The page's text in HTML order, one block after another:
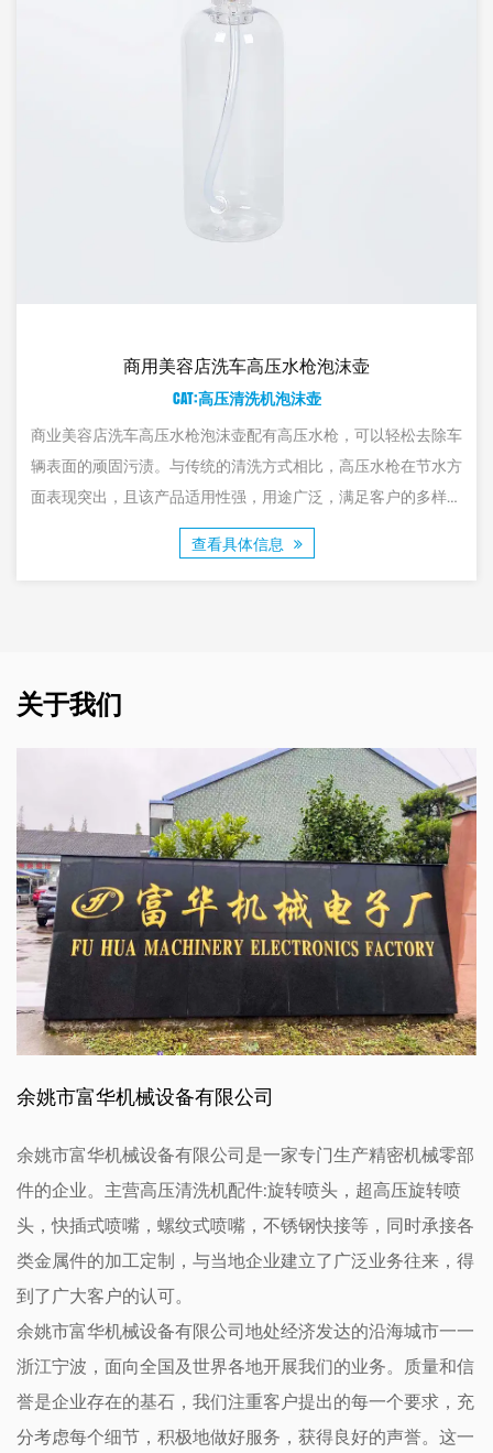
高压水枪，可以轻松去除车
式相比，高压水枪在节水方
途广泛，满足客户的多样化
多功能高压水枪洗车器配备的多功
洒清洁剂和泡沫，可帮助调节清洁
需求。
关于我们
余姚市富华机械设备有限公司
余姚市富华机械设备有限公司是一家专门生产精密机械零部
件的企业。主营高压清洗机配件:旋转喷头，超高压旋转喷
头，快插式喷嘴，螺纹式喷嘴，不锈钢快接等，同时承接各
类金属件的加工定制，与当地企业建立了广泛业务往来，得
到了广大客户的认可。
余姚市富华机械设备有限公司地处经济发达的沿海城市一一
浙江宁波，面向全国及世界各地开展我们的业务。质量和信
誉是企业存在的基石，我们注重客户提出的每一个要求，充
分考虑每个细节，积极地做好服务，获得良好的声誉。这一